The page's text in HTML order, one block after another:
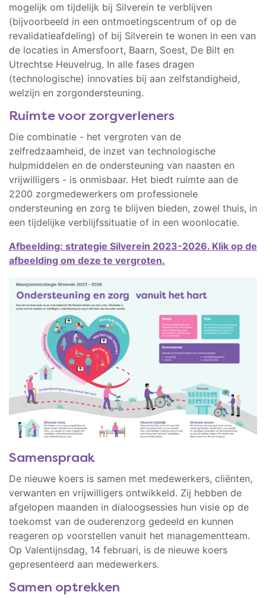
mogelijk om tijdelijk bij Silverein te verblijven
(bijvoorbeeld in een ontmoetingscentrum of op de
revalidatieafdeling) of bij Silverein te wonen in een van
de locaties in Amersfoort, Baarn, Soest, De Bilt en
Utrechtse Heuvelrug. In alle fases dragen
(technologische) innovaties bij aan zelfstandigheid,
welzijn en zorgondersteuning.
Ruimte voor zorgverleners
Die combinatie - het vergroten van de
zelfredzaamheid, de inzet van technologische
hulpmiddelen en de ondersteuning van naasten en
vrijwilligers - is onmisbaar. Het biedt ruimte aan de
2200 zorgmedewerkers om professionele
ondersteuning en zorg te blijven bieden, zowel thuis, in
een tijdelijke verblijfssituatie of in een woonlocatie.
Afbeelding: strategie Silverein 2023-2026. Klik op de
afbeelding om deze te vergroten.
Samenspraak
De nieuwe koers is samen met medewerkers, cliënten,
verwanten en vrijwilligers ontwikkeld. Zij hebben de
afgelopen maanden in dialoogsessies hun visie op de
toekomst van de ouderenzorg gedeeld en kunnen
reageren op voorstellen vanuit het managementteam.
Op Valentijnsdag, 14 februari, is de nieuwe koers
gepresenteerd aan medewerkers.
Samen optrekken